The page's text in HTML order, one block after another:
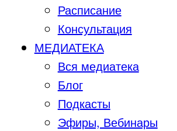
Расписание
Консультация
МЕДИАТЕКА
Вся медиатека
Блог
Подкасты
Эфиры, Вебинары